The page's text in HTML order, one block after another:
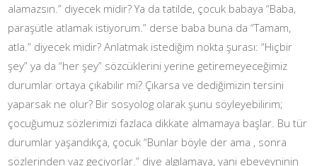
alamazsın.” diyecek midir? Ya da tatilde, çocuk babaya “Baba,
paraşütle atlamak istiyorum.” derse baba buna da “Tamam,
atla.” diyecek midir? Anlatmak istediğim nokta şurası: “Hiçbir
şey” ya da “her şey” sözcüklerini yerine getiremeyeceğimiz
durumlar ortaya çıkabilir mi? Çıkarsa ve dediğimizin tersini
yaparsak ne olur? Bir sosyolog olarak şunu söyleyebilirim;
çocuğumuz sözlerimizi fazlaca dikkate almamaya başlar. Bu tür
durumlar yaşandıkça, çocuk “Bunlar böyle der ama , sonra
sözlerinden vaz geçiyorlar.” diye algılamaya, yani ebeveyninin